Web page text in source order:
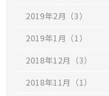
2019年2月（3）
2019年1月（1）
2018年12月（3）
2018年11月（1）